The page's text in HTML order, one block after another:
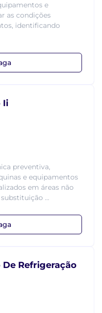
e
as condições
identificando
Ii
preventiva,
e equipamentos
em áreas não
...
De Refrigeração